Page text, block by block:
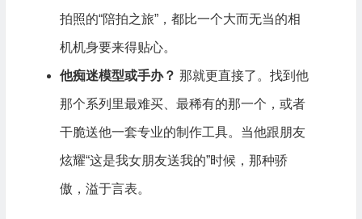
拍照的“陪拍之旅”，都比一个大而无当的相
机机身要来得贴心。
他痴迷模型或手办？ 那就更直接了。找到他
那个系列里最难买、最稀有的那一个，或者
干脆送他一套专业的制作工具。当他跟朋友
炫耀“这是我女朋友送我的”时候，那种骄
傲，溢于言表。